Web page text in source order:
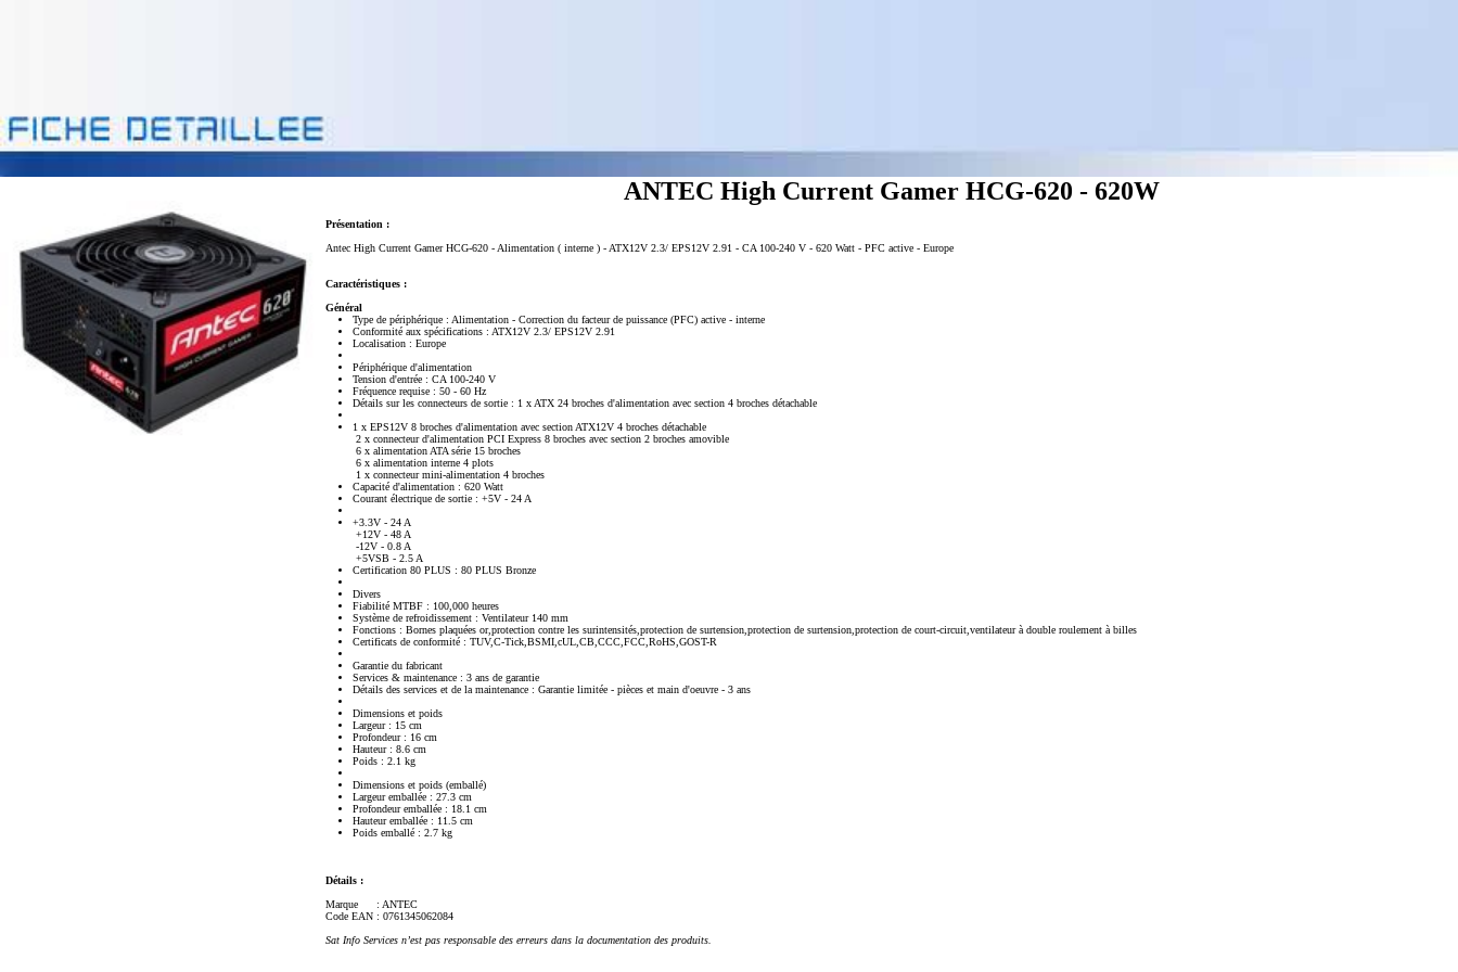
ANTEC High Current Gamer HCG-620 - 620W
Présentation :
Antec High Current Gamer HCG-620 - Alimentation ( interne ) - ATX12V 2.3/ EPS12V 2.91 - CA 100-240 V - 620 Watt - PFC active - Europe
Caractéristiques :
Général
Type de périphérique : Alimentation - Correction du facteur de puissance (PFC) active - interne
Conformité aux spécifications : ATX12V 2.3/ EPS12V 2.91
Localisation : Europe
Périphérique d'alimentation
Tension d'entrée : CA 100-240 V
Fréquence requise : 50 - 60 Hz
Détails sur les connecteurs de sortie : 1 x ATX 24 broches d'alimentation avec section 4 broches détachable
1 x EPS12V 8 broches d'alimentation avec section ATX12V 4 broches détachable
2 x connecteur d'alimentation PCI Express 8 broches avec section 2 broches amovible
6 x alimentation ATA série 15 broches
6 x alimentation interne 4 plots
1 x connecteur mini-alimentation 4 broches
Capacité d'alimentation : 620 Watt
Courant électrique de sortie : +5V - 24 A
+3.3V - 24 A
+12V - 48 A
-12V - 0.8 A
+5VSB - 2.5 A
Certification 80 PLUS : 80 PLUS Bronze
Divers
Fiabilité MTBF : 100,000 heures
Système de refroidissement : Ventilateur 140 mm
Fonctions : Bornes plaquées or,protection contre les surintensités,protection de surtension,protection de surtension,protection de court-circuit,ventilateur à double roulement à billes
Certificats de conformité : TUV,C-Tick,BSMI,cUL,CB,CCC,FCC,RoHS,GOST-R
Garantie du fabricant
Services & maintenance : 3 ans de garantie
Détails des services et de la maintenance : Garantie limitée - pièces et main d'oeuvre - 3 ans
Dimensions et poids
Largeur : 15 cm
Profondeur : 16 cm
Hauteur : 8.6 cm
Poids : 2.1 kg
Dimensions et poids (emballé)
Largeur emballée : 27.3 cm
Profondeur emballée : 18.1 cm
Hauteur emballée : 11.5 cm
Poids emballé : 2.7 kg
Détails :
Marque
: ANTEC
Code EAN : 0761345062084
Sat Info Services n’est pas responsable des erreurs dans la documentation des produits.